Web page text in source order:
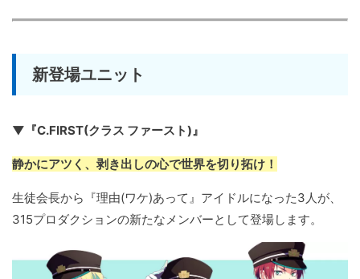
新登場ユニット
▼『C.FIRST(クラス ファースト)』
静かにアツく、剥き出しの心で世界を切り拓け！
生徒会長から『理由(ワケ)あって』アイドルになった3人が、
315プロダクションの新たなメンバーとして登場します。